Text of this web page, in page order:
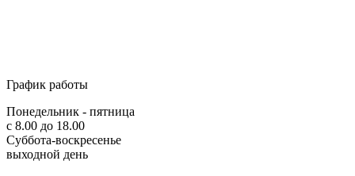
График работы
Понедельник - пятница
с 8.00 до 18.00
Суббота-воскресенье
выходной день